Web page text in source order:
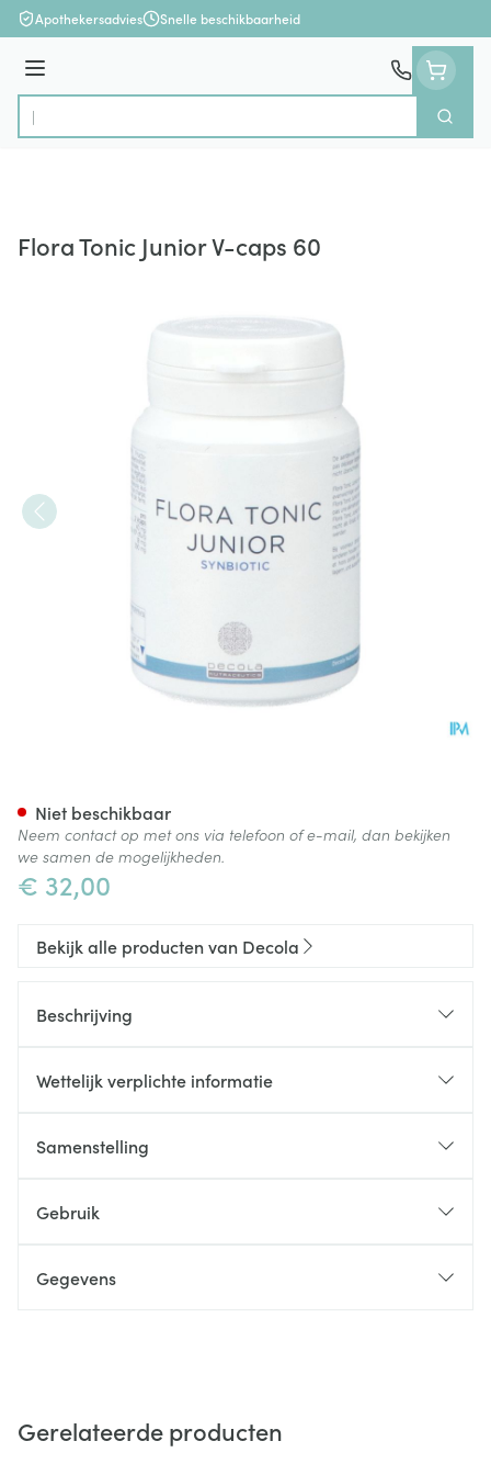
Ga naar de inhoud
Apothekersadvies Snelle beschikbaarheid
Menu
Product, merk, categorie...
Zoek
Flora Tonic Junior V-caps 60
€ 32,00
Niet beschikbaar
Neem contact op met ons via telefoon of e-mail, dan bekijken
we samen de mogelijkheden.
Bekijk alle producten van Decola
Beschrijving
Wettelijk verplichte informatie
Samenstelling
Gebruik
Gegevens
Gerelateerde producten